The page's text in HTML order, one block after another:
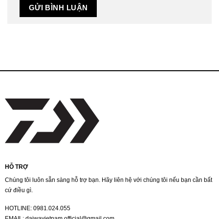
HỖ TRỢ
Chúng tôi luôn sẵn sàng hỗ trợ bạn. Hãy liên hệ với chúng tôi nếu bạn cần bất
cứ điều gì.
HOTLINE: 0981.024.055